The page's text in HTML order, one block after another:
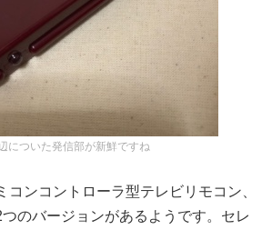
辺についた発信部が新鮮ですね
コンコントローラ型テレビリモコン、
のバージョンがあるようです。セレ